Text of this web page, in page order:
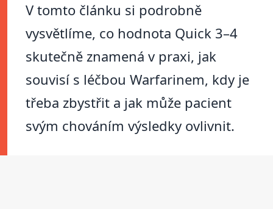
V tomto článku si podrobně
vysvětlíme, co hodnota Quick 3–4
skutečně znamená v praxi, jak
souvisí s léčbou Warfarinem, kdy je
třeba zbystřit a jak může pacient
svým chováním výsledky ovlivnit.